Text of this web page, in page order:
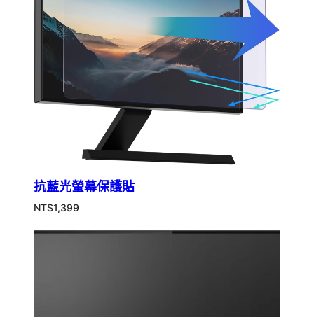
抗藍光螢幕保護貼
NT$1,399